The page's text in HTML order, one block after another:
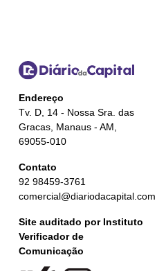
Endereço
Tv. D, 14 - Nossa Sra. das
Gracas, Manaus - AM,
69055-010
Contato
92 98459-3761
comercial@diariodacapital.com
Site auditado por Instituto
Verificador de
Comunicação